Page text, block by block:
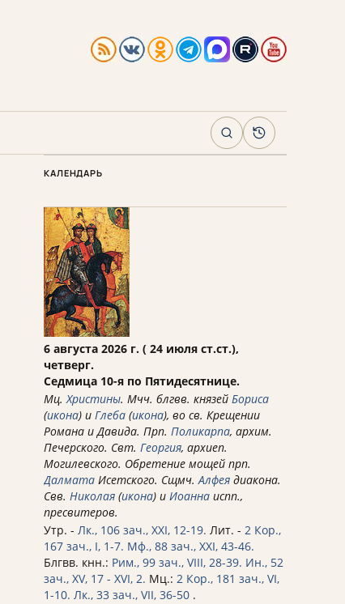
ПоискАрхив
КАЛЕНДАРЬ
6 августа 2026 г. ( 24 июля ст.ст.),
четверг.
Седмица 10-я по Пятидесятнице.
Мц.Христины. Мчч. блгвв. князей Бориса
(икона) и Глеба (икона), во св. Крещении
Романа и Давида. Прп. Поликарпа, архим.
Печерского. Свт. Георгия, архиеп.
Могилевского. Обретение мощей прп.
Далмата Исетского. Сщмч.Алфея диакона.
Свв. Николая (икона) и Иоанна испп.,
пресвитеров.
Утр. - Лк., 106 зач., XXI, 12-19. Лит. - 2 Кор.,
167 зач., I, 1-7. Мф., 88 зач., XXI, 43-46.
Блгвв. кнн.: Рим., 99 зач., VIII, 28-39. Ин., 52
зач., XV, 17 - XVI, 2. Мц.: 2 Кор., 181 зач., VI,
1-10. Лк., 33 зач., VII, 36-50 .